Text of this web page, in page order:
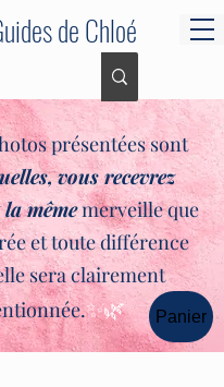
de Chloé
présentées sont
vous recevrez
mêmemerveille que
et toute différence
sera clairement
✨🌿 Panier